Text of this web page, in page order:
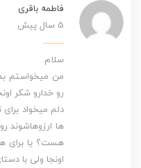
فاطمه باقری
5 سال پیش
سلام
من میخواستم
رو خدارو شکر
دلم میخواد
ها ارزوهاشوند
هست؟ یا برای
اونجا ولی با